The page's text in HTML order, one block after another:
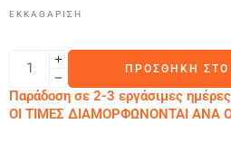
ΕΚΚΑΘΆΡΙΣΗ
ΠΡΟΣΘΉΚΗ ΣΤΟ
Παράδοση σε 2-3 εργάσιμες
ΟΙ ΤΙΜΕΣ ΔΙΑΜΟΡΦΩΝΟΝΤΑΙ ΑΝΑ